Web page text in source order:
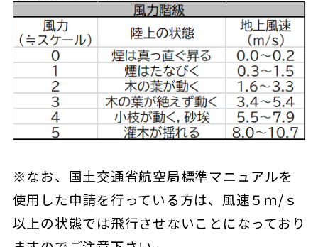
※なお、国土交通省航空局標準マニュアルを
使用した申請を行っている方は、風速５ｍ/ｓ
以上の状態では飛行させないことになっており